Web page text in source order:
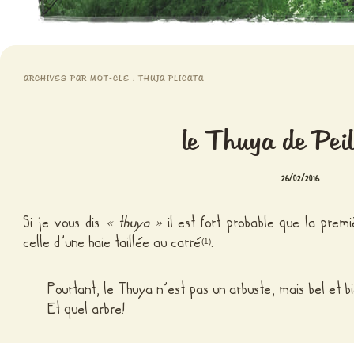
ARCHIVES PAR MOT-CLÉ :THUJA PLICATA
le Thuya de
26/02/2016
Si je vous dis « thuya » il est fort probable que la
celle d’une haie taillée au carré(1).
Pourtant, le Thuya n’est pas un arbuste, mais bel et
Et quel arbre!